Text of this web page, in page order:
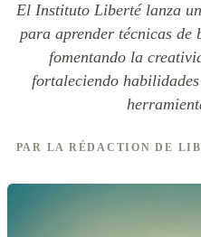
El Instituto Liberté lanza
para aprender técnicas de
fomentando la
fortaleciendo
PAR LA RÉDACTION DE